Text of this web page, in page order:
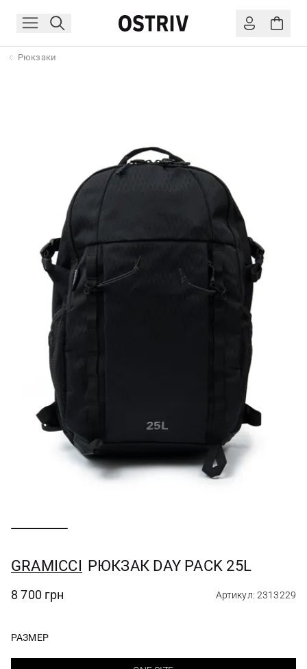
Рюкзаки
GRAMICCI РЮКЗАК DAY PACK 25L
8 700 грн Артикул: 2313229
РАЗМЕР